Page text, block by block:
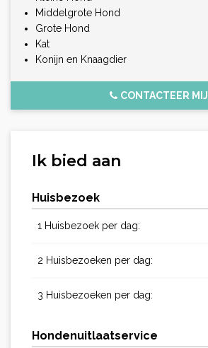
Middelgrote Hond
Grote Hond
Kat
Konijn en Knaagdier
CONTACTEER MIJ
Ik bied aan
Huisbezoek
1 Huisbezoek per dag:
2 Huisbezoeken per dag:
3 Huisbezoeken per dag:
Hondenuitlaatservice